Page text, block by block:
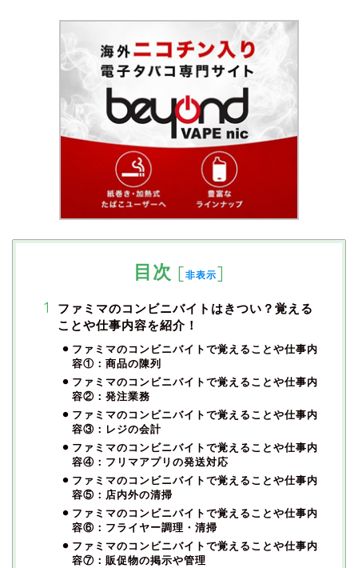
目次 [非表示]
ファミマのコンビニバイトはきつい？覚える
ことや仕事内容を紹介！
ファミマのコンビニバイトで覚えることや仕事内
容①：商品の陳列
ファミマのコンビニバイトで覚えることや仕事内
容②：発注業務
ファミマのコンビニバイトで覚えることや仕事内
容③：レジの会計
ファミマのコンビニバイトで覚えることや仕事内
容④：フリマアプリの発送対応
ファミマのコンビニバイトで覚えることや仕事内
容⑤：店内外の清掃
ファミマのコンビニバイトで覚えることや仕事内
容⑥：フライヤー調理・清掃
ファミマのコンビニバイトで覚えることや仕事内
容⑦：販促物の掲示や管理